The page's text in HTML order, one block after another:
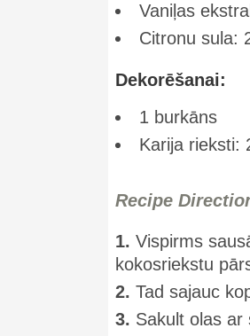
Vaniļas
Citronu sula:
Dekorēšanai:
1 burkāns
Karija rieksti:
Recipe
1. Vispirms
kokosriekstu
2. Tad sajauc
3. Sakult olas ar